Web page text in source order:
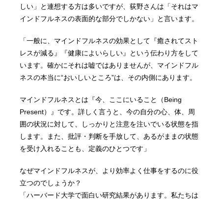
しい」と連想する方は多いですが、荻野さんは「それはマ
インドフルネスの表面的な部分でしかない」と言います。
「一般に、マインドフルネスの効果として『癒されてスト
レスが減る』『健康によいらしい』という伝わり方をして
います。確かにそれは嘘ではありませんが、マインドフル
ネスの本当に“おいしいところ”は、その内側にあります。
マインドフルネスとは『今、ここにいること（Being
Present）』です。詳しく言うと、今の自分の心、体、周
囲の状況に対して、しっかりと注意を注いでいる状態を指
します。また、批評・判断を手放して、あるがままの状態
を受け入れることも、定義のひとつです」
なぜマインドフルネスが、より効率よく仕事をするのに役
立つのでしょうか？
「ハーバード大学で面白い研究結果があります。私たちは